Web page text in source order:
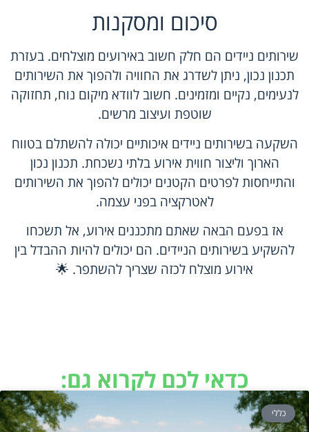
סיכום ומסקנות
שירותים ניידים הם חלק חשוב באירועים מוצלחים. בעזרת
תכנון נכון, ניתן לשדרג את החוויה ולהפוך את השירותים
לנעימים, נקיים ומזמינים. חשוב לוודא מיקום נוח, תחזוקה
שוטפת ועיצוב מרשים.
השקעה בשירותים ניידים איכותיים יכולה להשתלם בטווח
הארוך וליצור חווית אירוע בלתי נשכחת. תכנון נכון
והתייחסות לפרטים הקטנים יכולים להפוך את השירותים
לאטרקציה בפני עצמה.
אז בפעם הבאה שאתם מתכננים אירוע, אל תשכחו
להשקיע בשירותים הניידים. הם יכולים להיות ההבדל בין
אירוע מוצלח לכזה שצריך להשתפר. 🌟
כדאי לכם לקרוא גם:
כללי